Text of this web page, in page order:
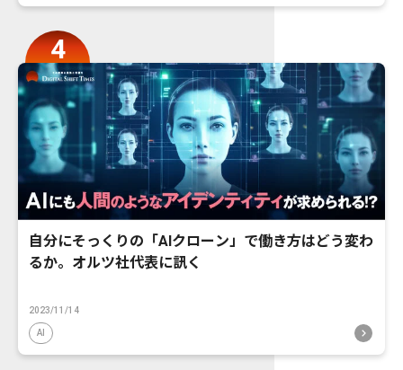
自分にそっくりの「AIクローン」で働き方はどう変わ
るか。オルツ社代表に訊く
2023/11/14
AI